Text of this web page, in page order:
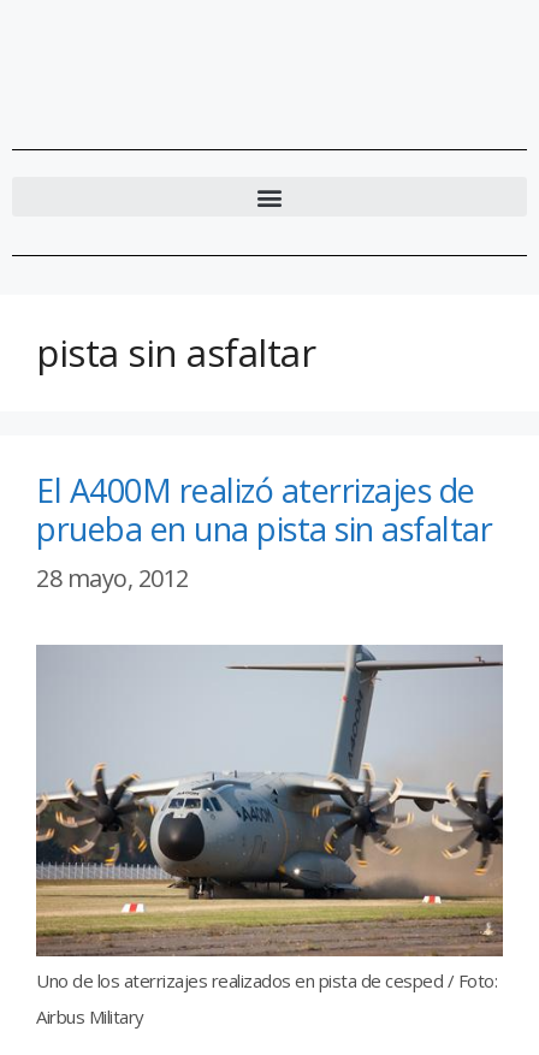
pista sin asfaltar
El A400M realizó aterrizajes de
prueba en una pista sin asfaltar
28 mayo, 2012
Uno de los aterrizajes realizados en pista de cesped / Foto:
Airbus Military